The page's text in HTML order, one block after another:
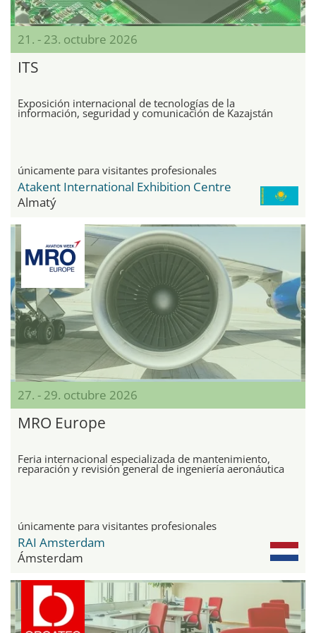
21. - 23. octubre 2026
ITS
Exposición internacional de tecnologías de la
información, seguridad y comunicación de Kazajstán
únicamente para visitantes profesionales
Atakent International Exhibition Centre
Almatý
27. - 29. octubre 2026
MRO Europe
Feria internacional especializada de mantenimiento,
reparación y revisión general de ingeniería aeronáutica
únicamente para visitantes profesionales
RAI Amsterdam
Ámsterdam